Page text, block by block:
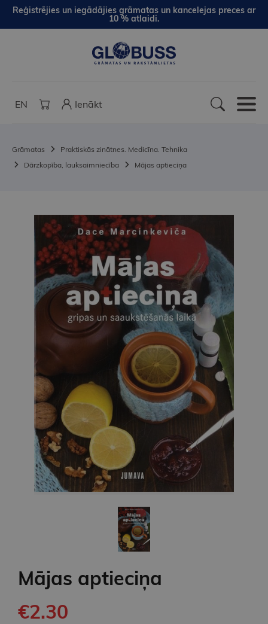
Reģistrējies un iegādājies grāmatas un kancelejas preces ar
10 % atlaidi.
EN Ienākt
Grāmatas
Praktiskās zinātnes. Medicīna. Tehnika
Dārzkopība, lauksaimniecība
Mājas aptieciņa
Mājas aptieciņa
€2.30